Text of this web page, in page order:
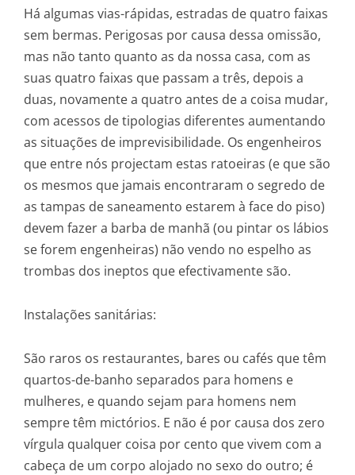
Há algumas vias-rápidas, estradas de quatro faixas
sem bermas. Perigosas por causa dessa omissão,
mas não tanto quanto as da nossa casa, com as
suas quatro faixas que passam a três, depois a
duas, novamente a quatro antes de a coisa mudar,
com acessos de tipologias diferentes aumentando
as situações de imprevisibilidade. Os engenheiros
que entre nós projectam estas ratoeiras (e que são
os mesmos que jamais encontraram o segredo de
as tampas de saneamento estarem à face do piso)
devem fazer a barba de manhã (ou pintar os lábios
se forem engenheiras) não vendo no espelho as
trombas dos ineptos que efectivamente são.
Instalações sanitárias:
São raros os restaurantes, bares ou cafés que têm
quartos-de-banho separados para homens e
mulheres, e quando sejam para homens nem
sempre têm mictórios. E não é por causa dos zero
vírgula qualquer coisa por cento que vivem com a
cabeça de um corpo alojado no sexo do outro; é